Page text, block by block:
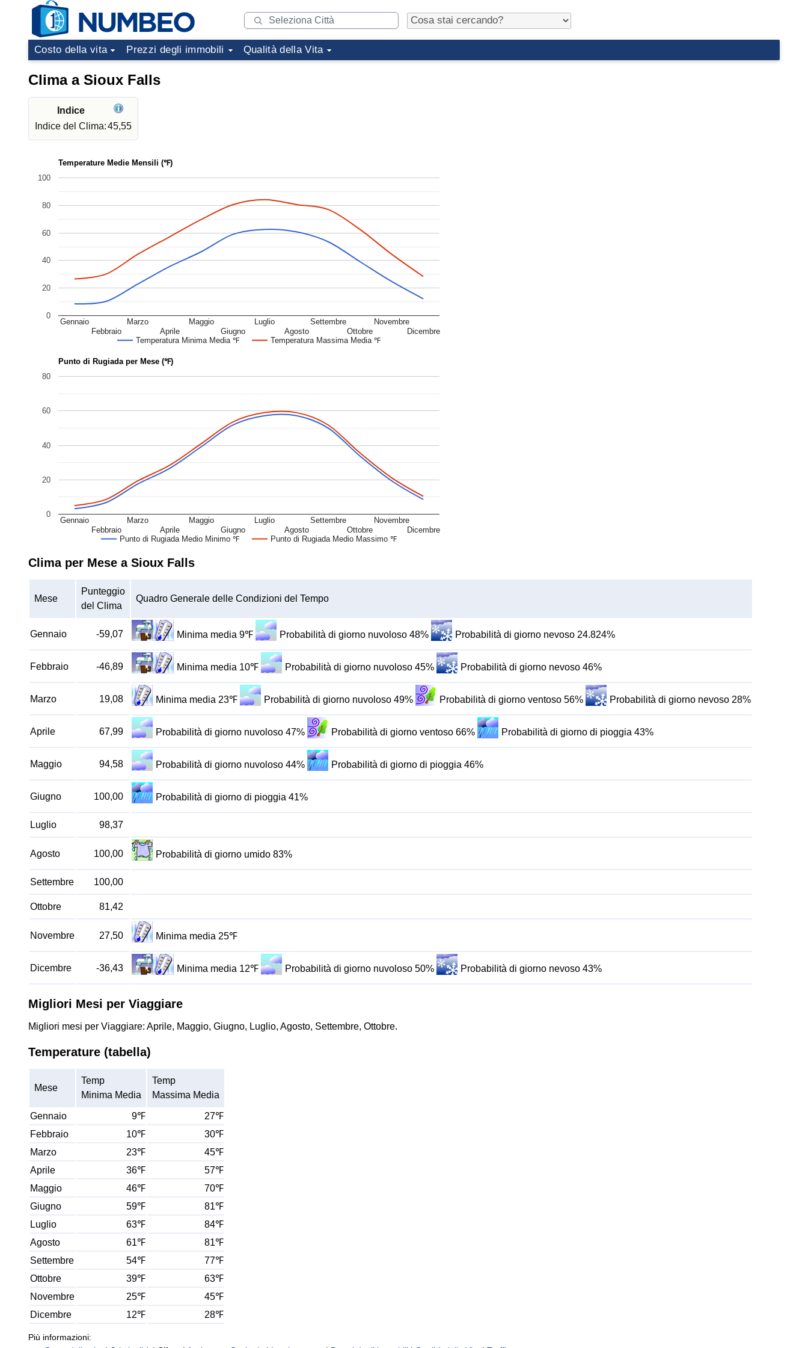
Costo della vita Prezzi degli immobili Qualità della Vita
Clima a Sioux Falls
Indice
Indice del Clima:45,55
Temperature Medie Mensili (℉)
Temperatura Minima Media ℉ Temperatura Massima Media ℉
Gennaio
Febbraio
Marzo
Aprile
Maggio
Giugno
Luglio
Agosto
Settembre
Ottobre
Novembre
Dicembre
0
20
40
60
80
100
Punto di Rugiada per Mese (℉)
Punto di Rugiada Medio Minimo ℉ Punto di Rugiada Medio Massimo ℉
Gennaio
Febbraio
Marzo
Aprile
Maggio
Giugno
Luglio
Agosto
Settembre
Ottobre
Novembre
Dicembre
0
20
40
60
80
Clima per Mese a Sioux Falls
Mese
Punteggio
del Clima
Quadro Generale delle Condizioni del Tempo
Gennaio -59,07 Minima media 9℉ Probabilità di giorno nuvoloso 48% Probabilità di giorno nevoso 24.824%
Febbraio -46,89 Minima media 10℉ Probabilità di giorno nuvoloso 45% Probabilità di giorno nevoso 46%
Marzo 19,08 Minima media 23℉ Probabilità di giorno nuvoloso 49% Probabilità di giorno ventoso 56% Probabilità di giorno nevoso 28%
Aprile 67,99 Probabilità di giorno nuvoloso 47% Probabilità di giorno ventoso 66% Probabilità di giorno di pioggia 43%
Maggio 94,58 Probabilità di giorno nuvoloso 44% Probabilità di giorno di pioggia 46%
Giugno 100,00 Probabilità di giorno di pioggia 41%
Luglio 98,37
Agosto 100,00 Probabilità di giorno umido 83%
Settembre 100,00
Ottobre 81,42
Novembre 27,50 Minima media 25℉
Dicembre -36,43 Minima media 12℉ Probabilità di giorno nuvoloso 50% Probabilità di giorno nevoso 43%
Migliori Mesi per Viaggiare
Migliori mesi per Viaggiare: Aprile, Maggio, Giugno, Luglio, Agosto, Settembre, Ottobre.
Temperature (tabella)
Mese
Temp
Minima Media
Temp
Massima Media
Gennaio 9℉
27℉
Febbraio
10℉
30℉
Marzo
23℉
45℉
Aprile
36℉
57℉
Maggio
46℉
70℉
Giugno
59℉
81℉
Luglio
63℉
84℉
Agosto
61℉
81℉
Settembre
54℉
77℉
Ottobre
39℉
63℉
Novembre
25℉
45℉
Dicembre
12℉ 28℉
Più informazioni: